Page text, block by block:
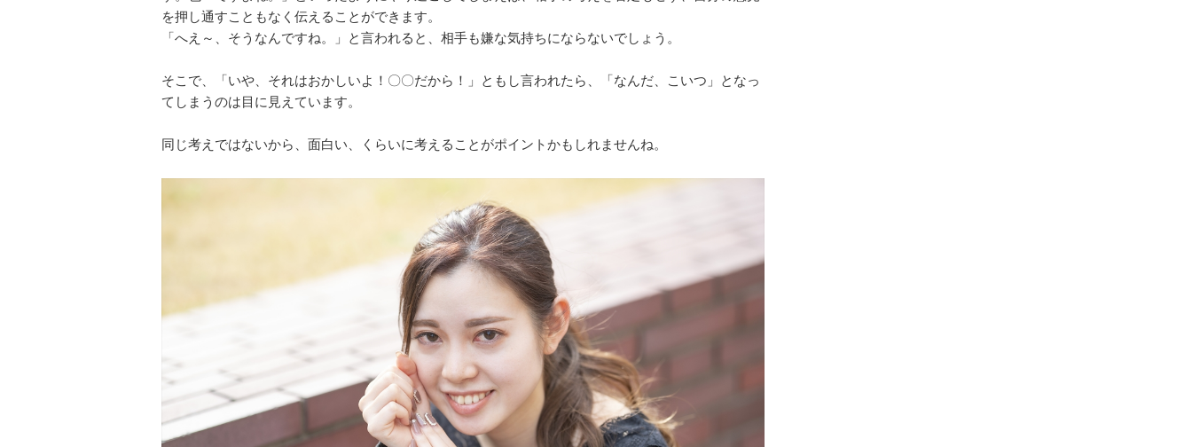
を押し通すこともなく伝えることができます。
「へえ～、そうなんですね。」と言われると、相手も嫌な気持ちにならないでしょう。
そこで、「いや、それはおかしいよ！〇〇だから！」ともし言われたら、「なんだ、こいつ」となっ
てしまうのは目に見えています。
同じ考えではないから、面白い、くらいに考えることがポイントかもしれませんね。